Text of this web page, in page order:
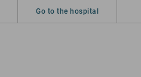
Go to the hospital